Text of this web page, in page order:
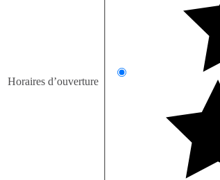
Horaires d’ouverture